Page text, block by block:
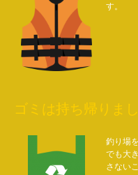
す。
ゴミは持ち帰りま
釣り場
でも大
さない